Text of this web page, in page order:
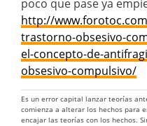
poco que pase ya
http://
trastorno-obsesivo-
el-concepto-de-
obsesivo-compulsivo/
Es un error capital lanzar teorías
comienza a alterar los hechos para
encajar las teorías con los hechos.